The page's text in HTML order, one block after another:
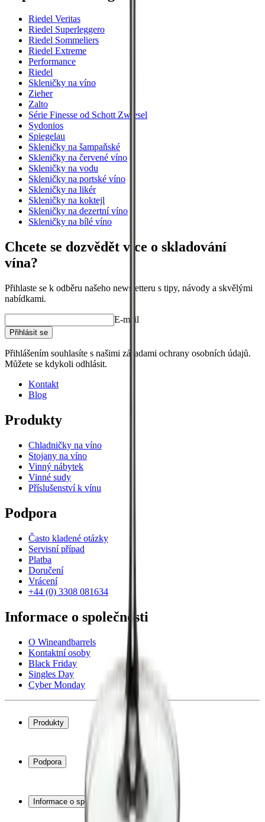
Riedel Veritas
Riedel Superleggero
Riedel Sommeliers
Riedel Extreme
Performance
Riedel
Skleničky na víno
Zieher
Zalto
Série Finesse od Schott Zwiesel
Sydonios
Spiegelau
Skleničky na šampaňské
Skleničky na červené víno
Skleničky na vodu
Skleničky na portské víno
Skleničky na likér
Skleničky na koktejl
Skleničky na dezertní víno
Skleničky na bílé víno
Chcete se dozvědět více o skladování
vína?
Přihlaste se k odběru našeho newsletteru s tipy, návody a skvělými
nabídkami.
E-mail
Přihlásit se
Přihlášením souhlasíte s našimi zásadami ochrany osobních údajů.
Můžete se kdykoli odhlásit.
Kontakt
Blog
Produkty
Chladničky na víno
Stojany na víno
Vinný nábytek
Vinné sudy
Příslušenství k vínu
Podpora
Často kladené otázky
Servisní případ
Platba
Doručení
Vrácení
+44 (0) 3308 081634
Informace o společnosti
O Wineandbarrels
Kontaktní osoby
Black Friday
Singles Day
Cyber Monday
Produkty
Chladničky na víno
Stojany na víno
Vinný nábytek
Vinné sudy
Příslušenství k vínu
Podpora
Často kladené otázky
Servisní případ
Platba
Informace o společnosti